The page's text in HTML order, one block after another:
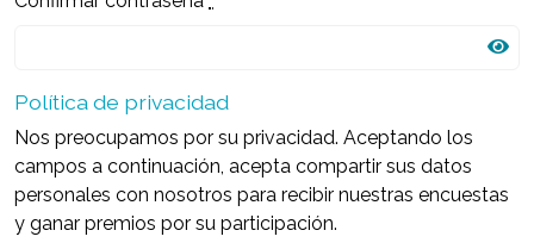
Política de privacidad
Nos preocupamos por su privacidad. Aceptando los
campos a continuación, acepta compartir sus datos
personales con nosotros para recibir nuestras encuestas
y ganar premios por su participación.